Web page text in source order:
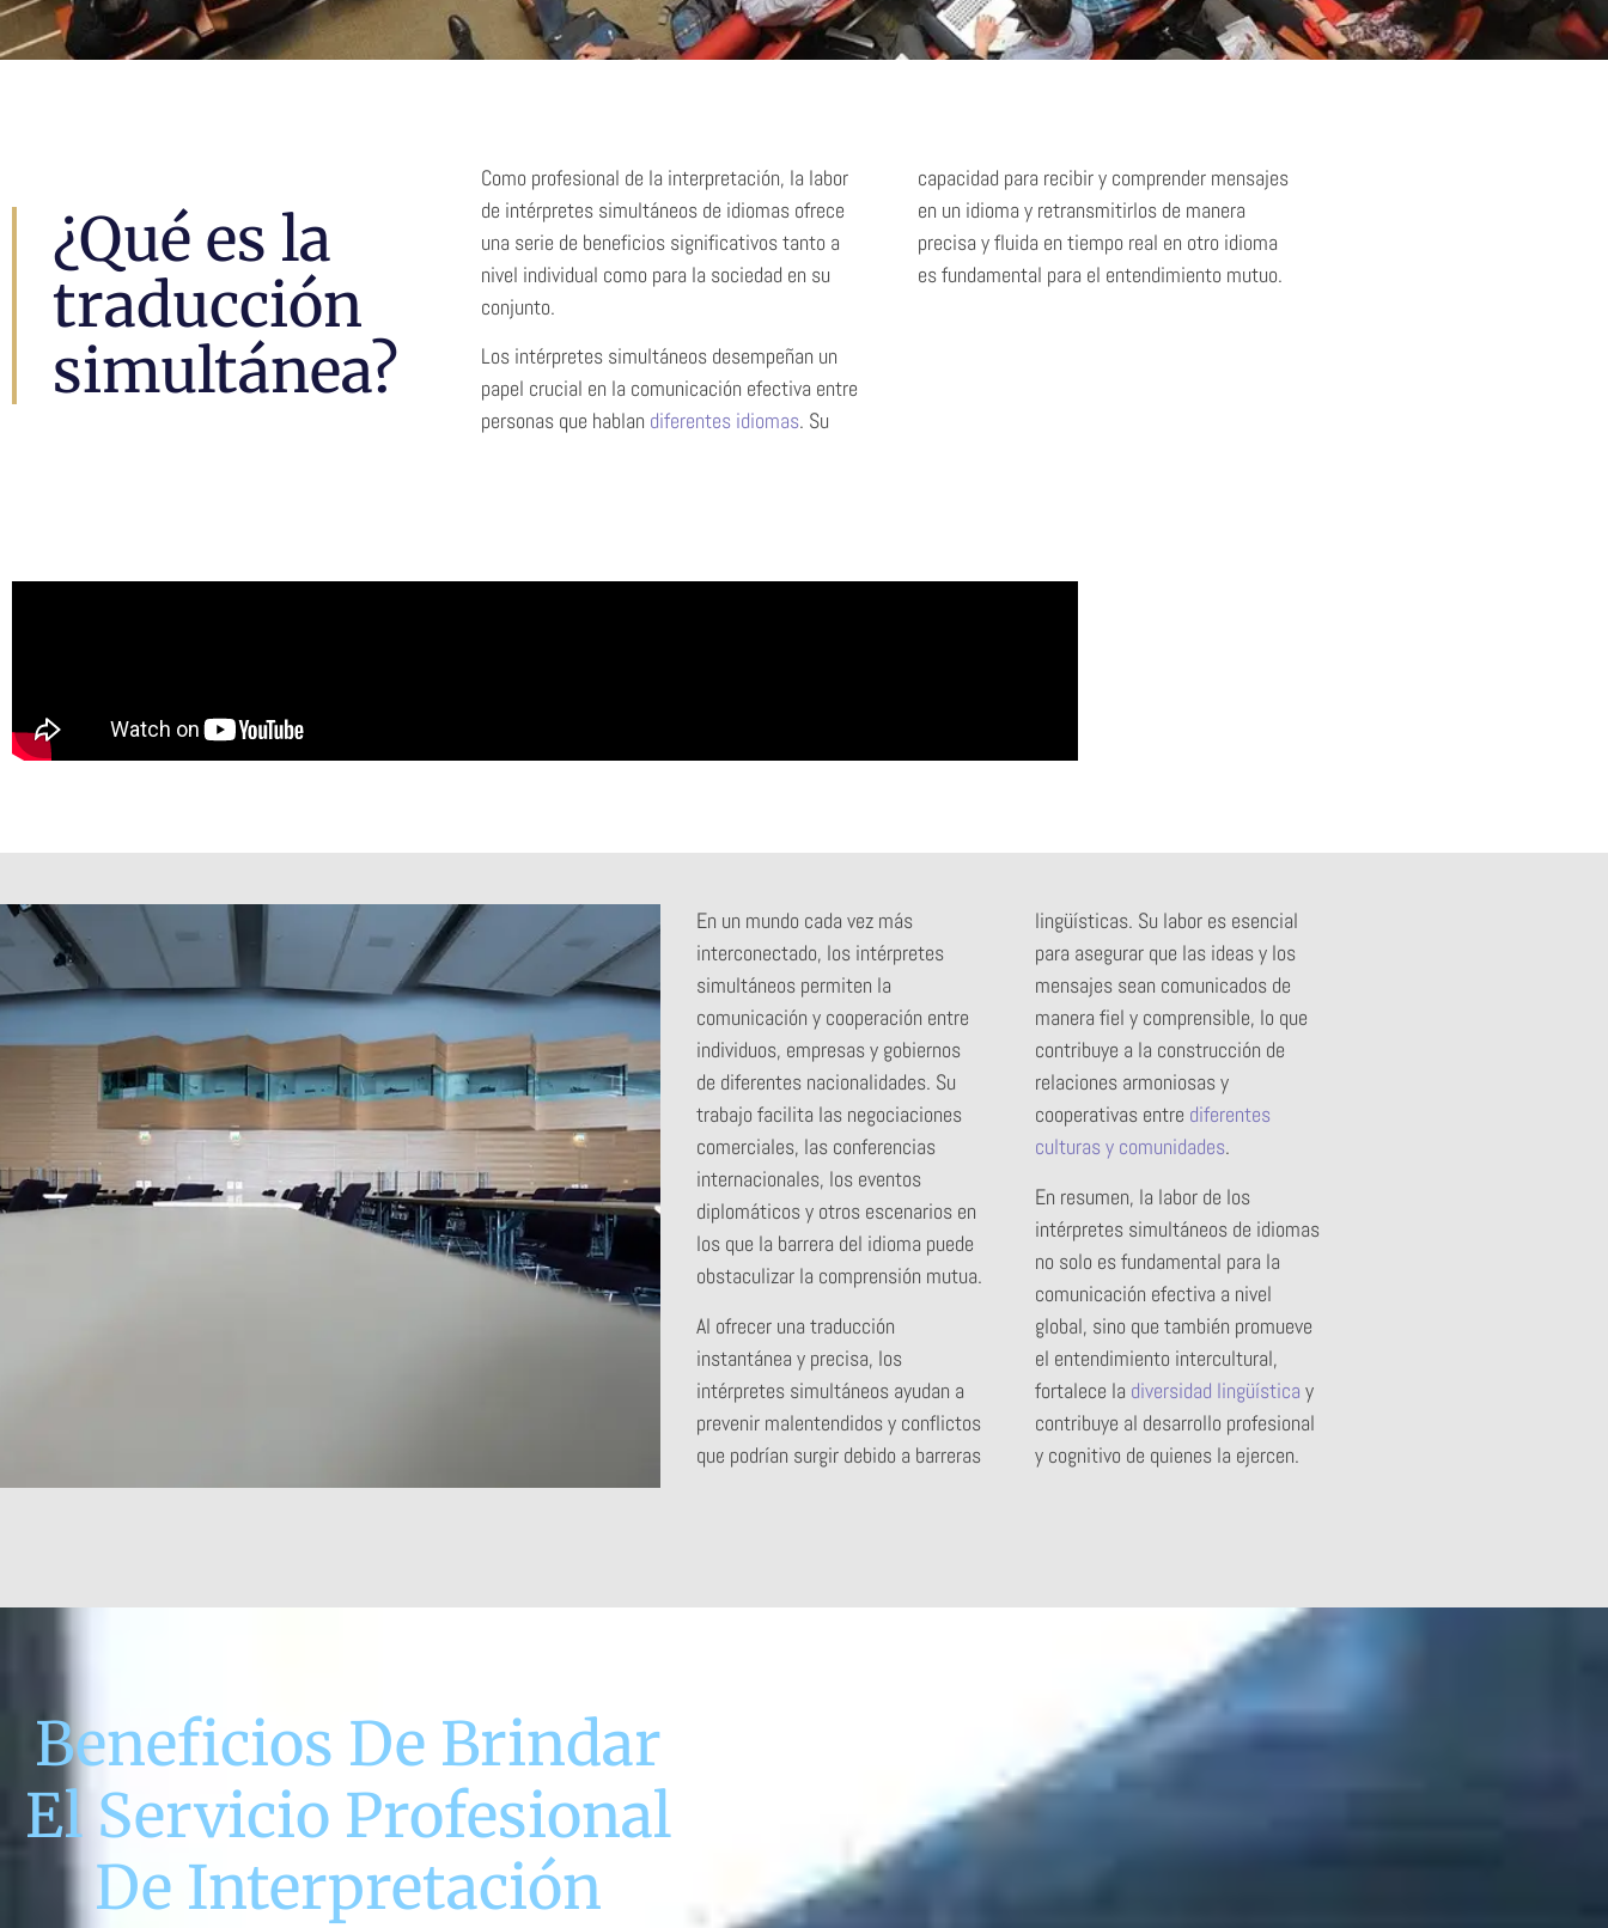
Intérpretes
Simultáneos
¿Qué es la
traducción
simultánea?
Como profesional de la interpretación, la labor
de intérpretes simultáneos de idiomas ofrece
una serie de beneficios significativos tanto a
nivel individual como para la sociedad en su
conjunto.
Los intérpretes simultáneos desempeñan un
papel crucial en la comunicación efectiva entre
personas que hablan diferentes idiomas. Su
capacidad para recibir y comprender mensajes
en un idioma y retransmitirlos de manera
precisa y fluida en tiempo real en otro idioma
es fundamental para el entendimiento mutuo.
En un mundo cada vez más
interconectado, los intérpretes
simultáneos permiten la
comunicación y cooperación entre
individuos, empresas y gobiernos
de diferentes nacionalidades. Su
trabajo facilita las negociaciones
comerciales, las conferencias
internacionales, los eventos
diplomáticos y otros escenarios en
los que la barrera del idioma puede
obstaculizar la comprensión mutua.
Al ofrecer una traducción
instantánea y precisa, los
intérpretes simultáneos ayudan a
prevenir malentendidos y conflictos
que podrían surgir debido a barreras
lingüísticas. Su labor es esencial
para asegurar que las ideas y los
mensajes sean comunicados de
manera fiel y comprensible, lo que
contribuye a la construcción de
relaciones armoniosas y
cooperativas entre diferentes
culturas y comunidades.
En resumen, la labor de los
intérpretes simultáneos de idiomas
no solo es fundamental para la
comunicación efectiva a nivel
global, sino que también promueve
el entendimiento intercultural,
fortalece la diversidad lingüística y
contribuye al desarrollo profesional
y cognitivo de quienes la ejercen.
Beneficios De Brindar
El Servicio Profesional
De Interpretación